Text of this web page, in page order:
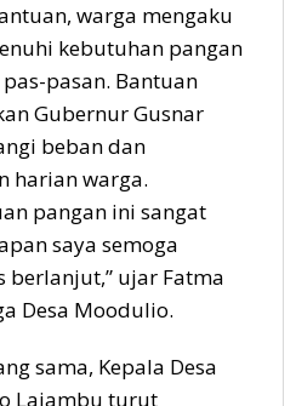
warga mengaku
kebutuhan pangan
pasan. Bantuan
Gubernur Gusnar
beban dan
harian warga.
pangan ini sangat
saya semoga
ujar Fatma
Desa Moodulio.
sama, Kepala Desa
Lajambu turut